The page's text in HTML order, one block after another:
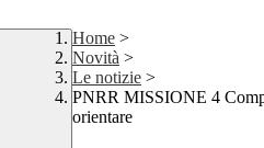
Home >
Novità >
Le notizie >
PNRR MISSIONE 4
orientare